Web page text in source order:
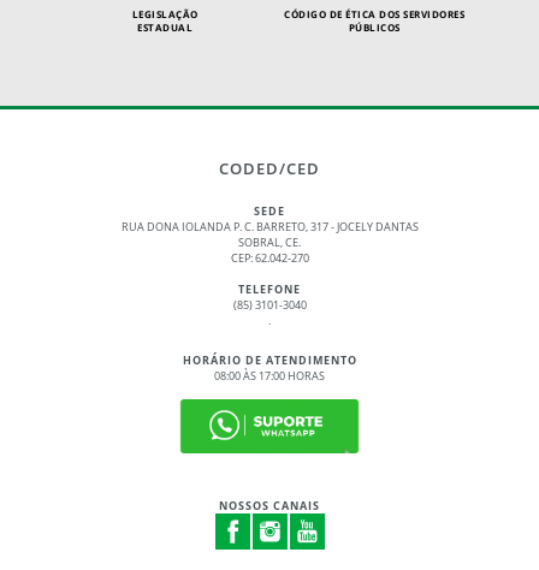
LEGISLAÇÃO
ESTADUAL
CÓDIGO DE ÉTICA DOS SERVIDORES
PÚBLICOS
CODED/CED
SEDE
RUA DONA IOLANDA P. C. BARRETO, 317 - JOCELY DANTAS
SOBRAL, CE.
CEP: 62.042-270
TELEFONE
(85) 3101-3040
.
HORÁRIO DE ATENDIMENTO
08:00 ÀS 17:00 HORAS
NOSSOS CANAIS